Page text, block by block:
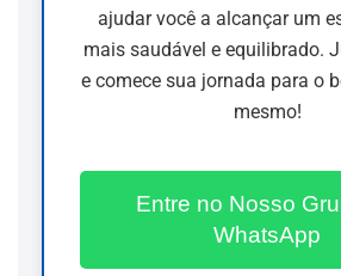
ajudar você a alcançar um
mais saudável e equilibrado.
e comece sua jornada para o
mesmo!
Entre no Nosso
WhatsApp